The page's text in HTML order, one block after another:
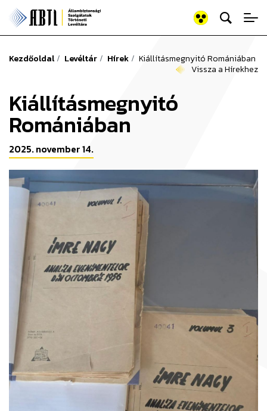
Állambiztonsági
Kezdőoldal Levéltár Hírek
Kiállításmegnyitó Romániában
Vissza a Hírekhez
Kiállításmegnyitó
Romániában
2025. november 14.